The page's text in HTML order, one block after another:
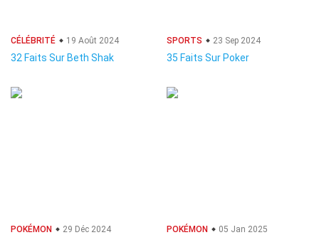
CÉLÉBRITÉ 19 Août 2024
32 Faits Sur Beth Shak
SPORTS 23 Sep 2024
35 Faits Sur Poker
POKÉMON 29 Déc 2024 POKÉMON 05 Jan 2025